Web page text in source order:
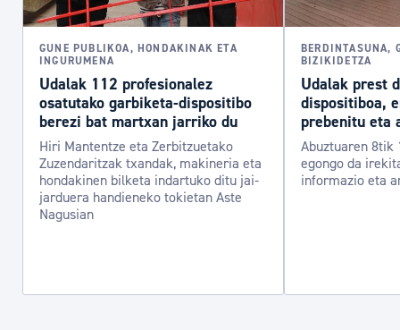
GUNE PUBLIKOA, HONDAKINAK ETA
INGURUMENA
Udalak 112 profesionalez
osatutako garbiketa-dispositibo
berezi bat martxan jarriko du
Hiri Mantentze eta Zerbitzuetako
Zuzendaritzak txandak, makineria eta
hondakinen bilketa indartuko ditu jai-
jarduera handieneko tokietan Aste
Nagusian
BERDINTASUNA,
BIZIKIDETZA
Udalak prest
dispositiboa,
prebenitu eta
Abuztuaren 8tik
egongo da
informazio eta